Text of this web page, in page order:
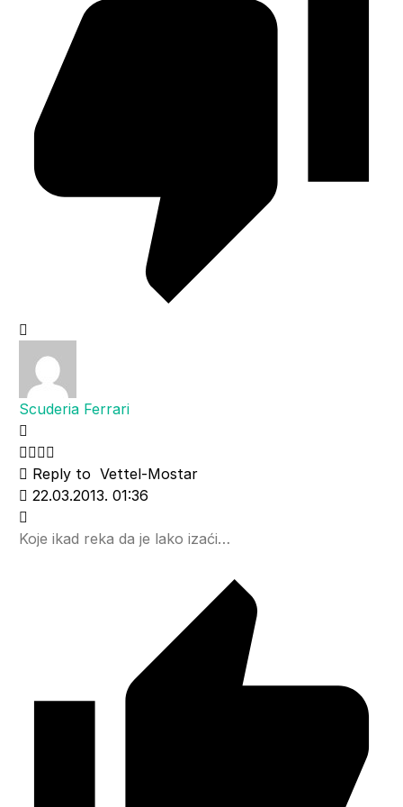
Scuderia Ferrari
Reply to Vettel-Mostar
22.03.2013. 01:36
Koje ikad reka da je lako izaći…